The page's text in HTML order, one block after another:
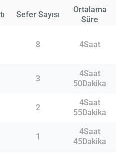
Sefer Sayısı
Ortalama
Süre
8 4Saat
3
4Saat
50Dakika
2
4Saat
55Dakika
1
4Saat
45Dakika